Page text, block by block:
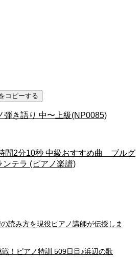
コピーする
弾き語り 中〜上級(NP0085)
間2分10秒 中級おすすめ曲 ブルグ
ンテラ (ピアノ楽譜)
読み方を現役ピアノ講師が伝授しま
戦！ピアノ特訓 509日目♪浜辺の歌